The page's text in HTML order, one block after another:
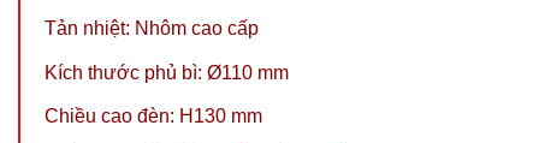
Tản nhiệt: Nhôm cao cấp
Kích thước phủ bì: Ø110 mm
Chiều cao đèn: H130 mm